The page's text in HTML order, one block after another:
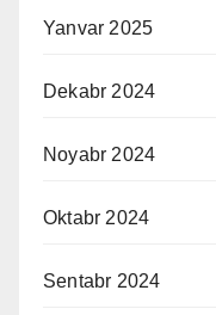
Yanvar 2025
Dekabr 2024
Noyabr 2024
Oktabr 2024
Sentabr 2024